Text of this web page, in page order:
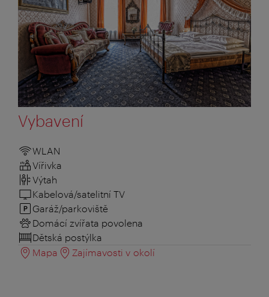
Vybavení
WLAN
Vířivka
Výtah
Kabelová/satelitní TV
Garáž/parkoviště
Domácí zvířata povolena
Dětská postýlka
Mapa
Zajímavosti v okolí